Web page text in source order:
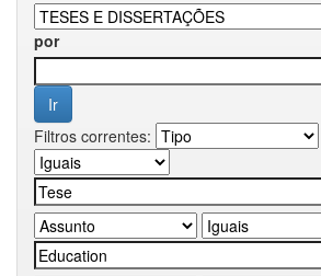
por
Filtros correntes: